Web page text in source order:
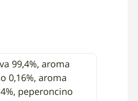
99,4%, aroma
0,16%, aroma
peperoncino